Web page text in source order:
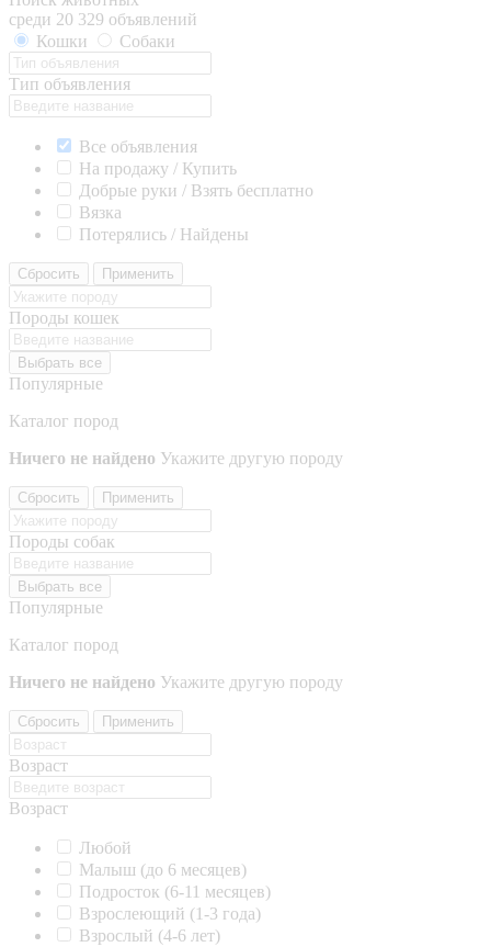
среди 20 329 объявлений
Кошки
Собаки
Тип объявления
Все объявления
На продажу / Купить
Добрые руки / Взять бесплатно
Вязка
Потерялись / Найдены
Сбросить Применить
Породы кошек
Выбрать все
Популярные
Каталог пород
Ничего не найдено Укажите другую породу
Сбросить Применить
Породы собак
Выбрать все
Популярные
Каталог пород
Ничего не найдено Укажите другую породу
Сбросить Применить
Возраст
Возраст
Любой
Малыш (до 6 месяцев)
Подросток (6-11 месяцев)
Взрослеющий (1-3 года)
Взрослый (4-6 лет)